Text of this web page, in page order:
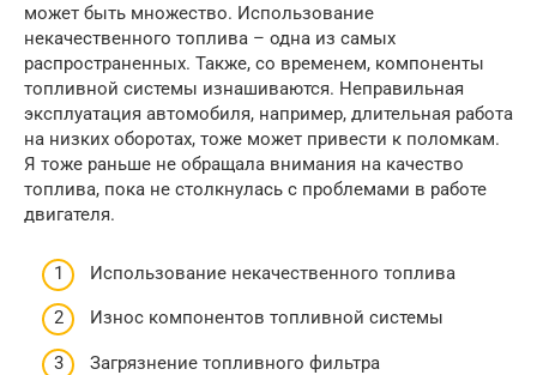
может быть множество. Использование
некачественного топлива – одна из самых
распространенных. Также, со временем, компоненты
топливной системы изнашиваются. Неправильная
эксплуатация автомобиля, например, длительная работа
на низких оборотах, тоже может привести к поломкам.
Я тоже раньше не обращала внимания на качество
топлива, пока не столкнулась с проблемами в работе
двигателя.
Использование некачественного топлива
Износ компонентов топливной системы
Загрязнение топливного фильтра